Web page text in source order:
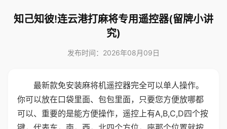
知己知彼!连云港打麻将专用遥控器(留牌小讲
究)
发布时间：2026年08月09日
最新款免安装麻将机遥控器完全可以单人操作。
你可以放在口袋里面、包包里面，只要您方便放哪都
可以、重要的是能方便操作，遥控上有A,B,C,D四个按